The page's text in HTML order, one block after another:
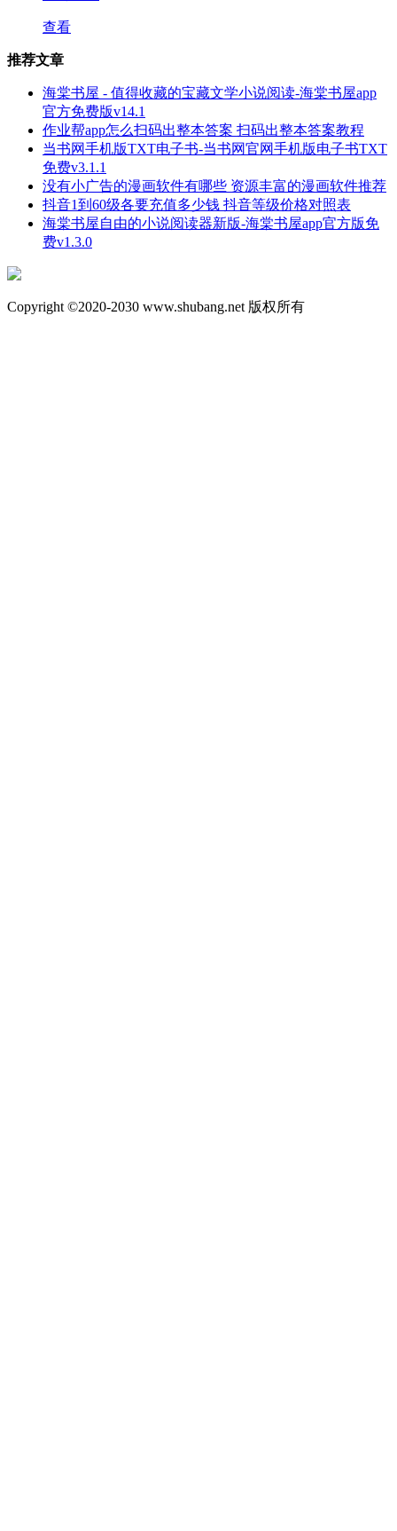
查看
推荐文章
海棠书屋 - 值得收藏的宝藏文学小说阅读-海棠书屋app
官方免费版v14.1
作业帮app怎么扫码出整本答案 扫码出整本答案教程
当书网手机版TXT电子书-当书网官网手机版电子书TXT
免费v3.1.1
没有小广告的漫画软件有哪些 资源丰富的漫画软件推荐
抖音1到60级各要充值多少钱 抖音等级价格对照表
海棠书屋自由的小说阅读器新版-海棠书屋app官方版免
费v1.3.0
Copyright ©2020-2030 www.shubang.net 版权所有